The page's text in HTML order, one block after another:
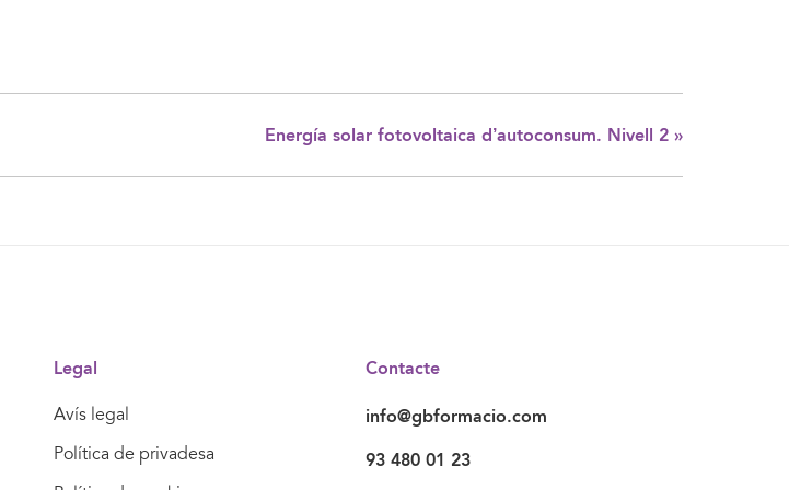
Energía solar fotovoltaica d’autoconsum. Nivell 2 »
Legal
Avís legal
Política de privadesa
Contacte
info@gbformacio.com
93 480 01 23